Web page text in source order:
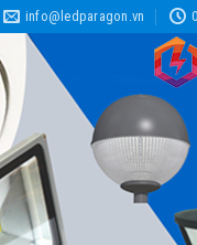
info@ledparagon.vn